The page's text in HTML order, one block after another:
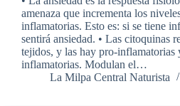
amenaza que incrementa los
inflamatorias. Esto es: si se tiene
sentirá ansiedad. • Las citoquinas
tejidos, y las hay pro-inflamatorias
inflamatorias. Modulan el…
La Milpa Central Naturista